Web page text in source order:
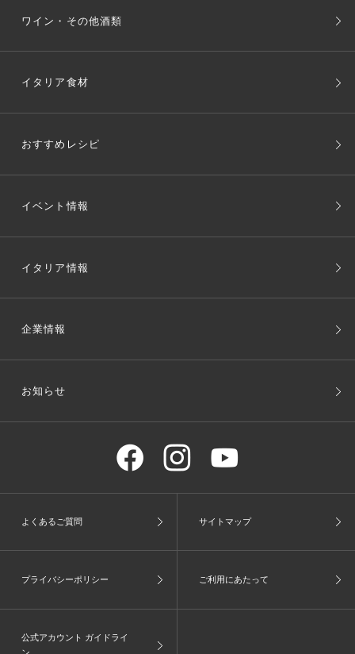
ワイン・その他酒類
イタリア食材
おすすめレシピ
イベント情報
イタリア情報
企業情報
お知らせ
よくあるご質問 サイトマップ
プライバシーポリシー ご利用にあたって
公式アカウント ガイドライ